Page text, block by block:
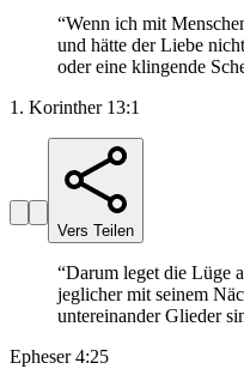
“Wenn ich mit
und hätte der Liebe
oder eine klingende
1. Korinther 13:1
Vers Teilen
“Darum leget die Lüge
jeglicher mit seinem
untereinander Glieder
Epheser 4:25